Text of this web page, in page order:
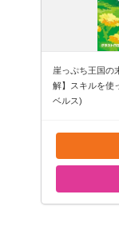
崖っぷち王国の
解】スキルを使
ベルス)